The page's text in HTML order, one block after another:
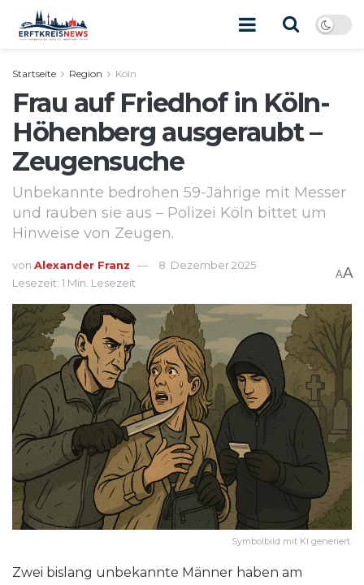
Startseite Region Köln
Frau auf Friedhof in Köln-
Höhenberg ausgeraubt –
Zeugensuche
Unbekannte bedrohen 59-Jährige mit Messer
und rauben sie aus – Polizei Köln bittet um
Hinweise von Zeugen.
von Alexander Franz
8. Dezember 2025
Lesezeit: 1 Min. Lesezeit
AA
Symbolbild mit KI generiert.
Zwei bislang unbekannte Männer haben am